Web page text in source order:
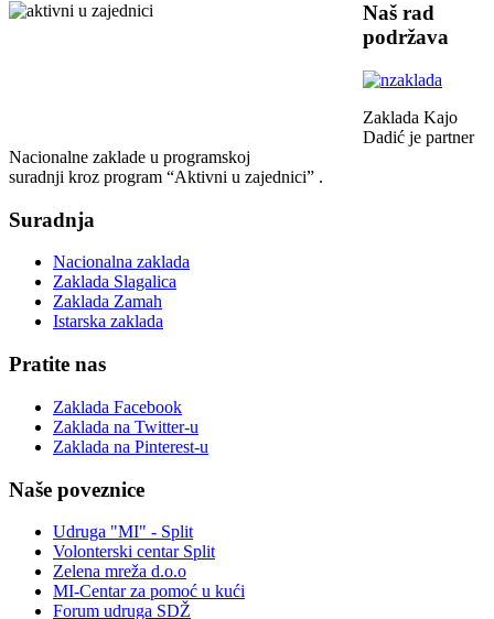
Naš rad
podržava
Zaklada Kajo
Dadić je partner
Nacionalne zaklade u programskoj
suradnji kroz program “Aktivni u zajednici” .
Suradnja
Nacionalna zaklada
Zaklada Slagalica
Zaklada Zamah
Istarska zaklada
Pratite nas
Zaklada Facebook
Zaklada na Twitter-u
Zaklada na Pinterest-u
Naše poveznice
Udruga "MI" - Split
Volonterski centar Split
Zelena mreža d.o.o
MI-Centar za pomoć u kući
Forum udruga SDŽ